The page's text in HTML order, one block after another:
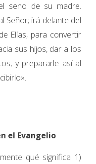
seno de su madre.
Señor; irá delante del
Elías, para convertir
sus hijos, dar a los
y prepararle así al
el Evangelio
qué significa 1)